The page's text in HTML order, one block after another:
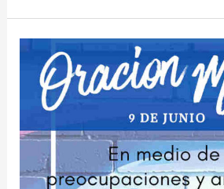
día
de
martes
junio
de